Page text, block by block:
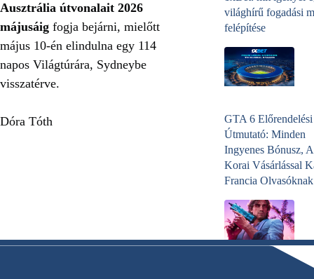
Ausztrália útvonalait 2026
májusáig fogja bejárni, mielőtt
május 10-én elindulna egy 114
napos Világtúrára, Sydneybe
visszatérve.
Dóra Tóth
világhírű fogadási
felépítése
GTA 6 Előrendelési
Útmutató: Minden
Ingyenes Bónusz,
Korai Vásárlással
Francia Olvasóknak